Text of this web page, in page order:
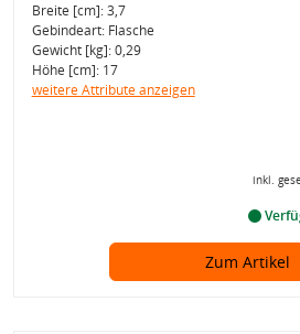
Breite [cm]: 3,7
Gebindeart: Flasche
Gewicht [kg]: 0,29
Höhe [cm]: 17
weitere Attribute anzeigen
inkl.
Zum Artikel